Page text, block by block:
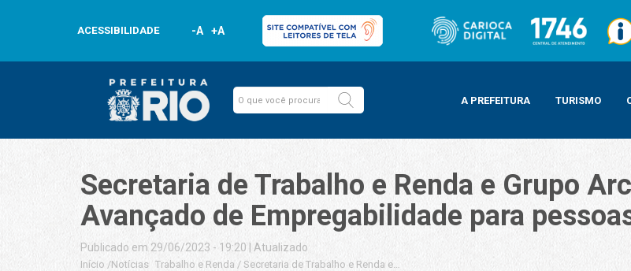
ACESSIBILIDADE -A +A
A PREFEITURA TURISMO
Secretaria de Trabalho e Renda e Grupo
Avançado de Empregabilidade para
Publicado em 29/06/2023 - 19:20 Atualizado
Início /Notícias Trabalho e Renda / Secretaria de Trabalho e Renda e Grupo Arco-Íris lançam Posto Avançado de